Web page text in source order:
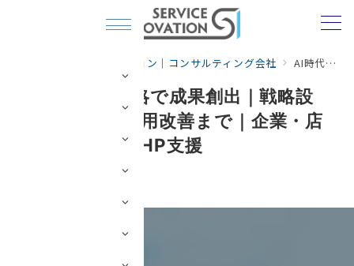
サービス・イノベーション｜コンサルティング会社 AI時代のHP戦略で成果創出｜戦略設計・制作から運用改善まで｜企業・店舗の売上直結型HP支援
AI時代のHP戦略で成果創出｜戦略設
計・制作から運用改善まで｜企業・店
舗の売上直結型HP支援